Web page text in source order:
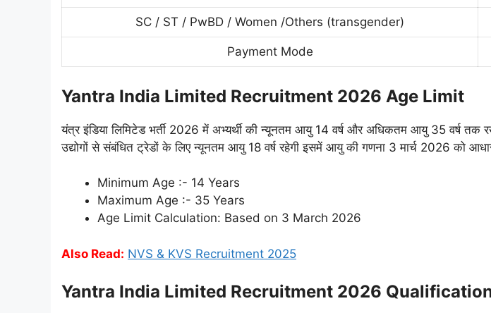
SC / ST / PwBD / Women /Others (transgender)
Payment Mode
Yantra India Limited Recruitment 2026 Age Limit
यंत्र इंडिया लिमिटेड भर्ती 2026 में अभ्यर्थी की न्यूनतम आयु 14 वर्ष और अधिकतम आयु 35 वर्ष तक
उद्योगों से संबंधित ट्रेडों के लिए न्यूनतम आयु 18 वर्ष रहेगी इसमें आयु की गणना 3 मार्च 2026 को
Minimum Age :- 14 Years
Maximum Age :- 35 Years
Age Limit Calculation: Based on 3 March 2026
Also Read: NVS & KVS Recruitment 2025
Yantra India Limited Recruitment 2026